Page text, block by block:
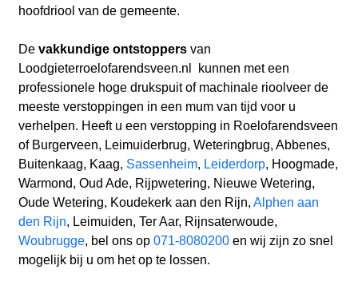
hoofdriool van de gemeente.
De vakkundige ontstoppersvan
Loodgieterroelofarendsveen.nl
kunnen met een
professionele hoge drukspuit of machinale rioolveer de
meeste verstoppingen in een mum van tijd voor u
verhelpen. Heeft u een verstopping in Roelofarendsveen
of Burgerveen, Leimuiderbrug, Weteringbrug, Abbenes,
Buitenkaag, Kaag, Sassenheim, Leiderdorp, Hoogmade,
Warmond, Oud Ade, Rijpwetering, Nieuwe Wetering,
Oude Wetering, Koudekerk aan den Rijn, Alphen aan
den Rijn, Leimuiden, Ter Aar, Rijnsaterwoude,
Woubrugge, bel ons op 071-8080200en wij zijn zo snel
mogelijk bij u om het op te lossen.